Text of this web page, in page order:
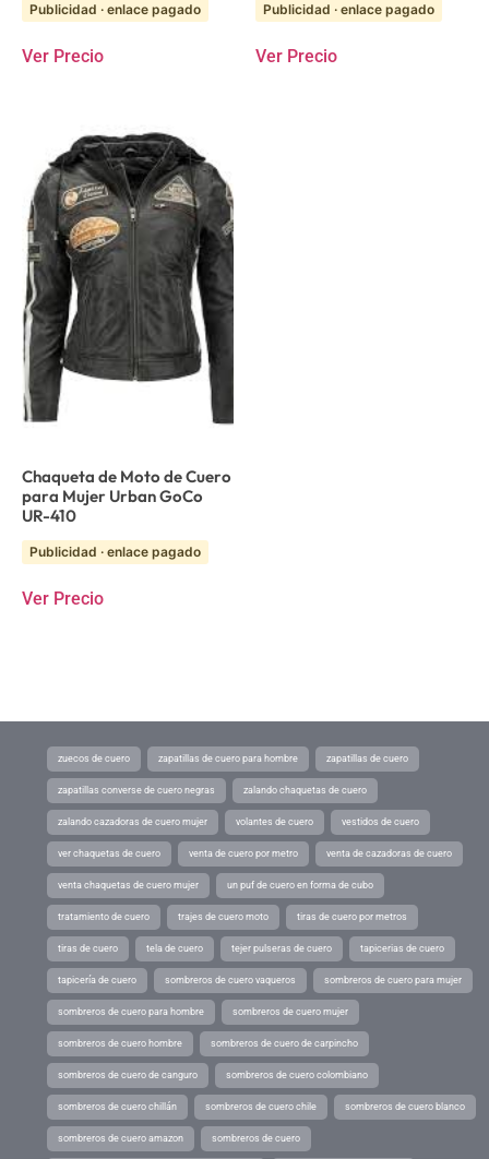
Publicidad · enlace pagado
Ver Precio
Publicidad · enlace pagado
Ver Precio
Chaqueta de Moto de Cuero
para Mujer Urban GoCo
UR-410
Publicidad · enlace pagado
Ver Precio
zuecos de cuero zapatillas de cuero para hombre zapatillas de cuero
zapatillas converse de cuero negras zalando chaquetas de cuero
zalando cazadoras de cuero mujer volantes de cuero vestidos de cuero
ver chaquetas de cuero venta de cuero por metro venta de cazadoras de cuero
venta chaquetas de cuero mujer un puf de cuero en forma de cubo
tratamiento de cuero trajes de cuero moto tiras de cuero por metros
tiras de cuero tela de cuero tejer pulseras de cuero tapicerias de cuero
tapicería de cuero sombreros de cuero vaqueros sombreros de cuero para mujer
sombreros de cuero para hombre sombreros de cuero mujer
sombreros de cuero hombre sombreros de cuero de carpincho
sombreros de cuero de canguro sombreros de cuero colombiano
sombreros de cuero chillán sombreros de cuero chile sombreros de cuero blanco
sombreros de cuero amazon sombreros de cuero